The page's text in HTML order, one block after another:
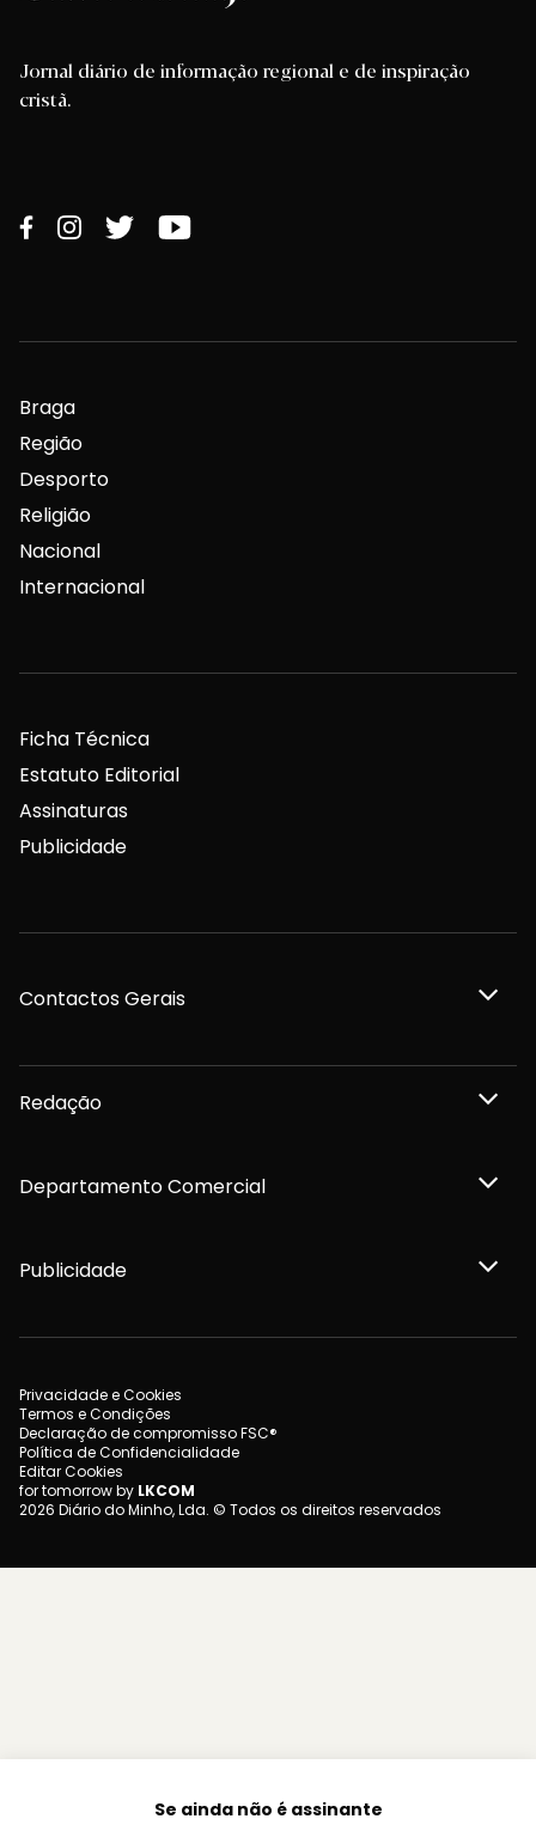
Se ainda não é assinante
Jornal diário de informação regional e de inspiração
cristã.
Braga
Região
Desporto
Religião
Nacional
Internacional
Ficha Técnica
Estatuto Editorial
Assinaturas
Publicidade
Contactos Gerais
Redação
Departamento Comercial
Publicidade
Privacidade e Cookies
Termos e Condições
Declaração de compromisso FSC®
Política de Confidencialidade
Editar Cookies
for tomorrow by LKCOM
2026 Diário do Minho, Lda. © Todos os direitos reservados